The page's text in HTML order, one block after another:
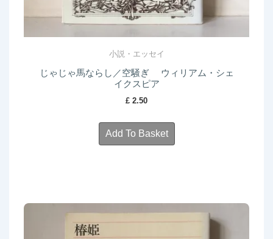
小説・エッセイ
じゃじゃ馬ならし／空騒ぎ ウィリアム・シェ
イクスピア
£ 2.50
Add To Basket